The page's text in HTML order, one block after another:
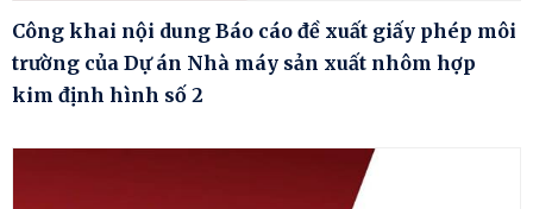
Công khai nội dung Báo cáo đề xuất giấy phép môi
trường của Dự án Nhà máy sản xuất nhôm hợp
kim định hình số 2